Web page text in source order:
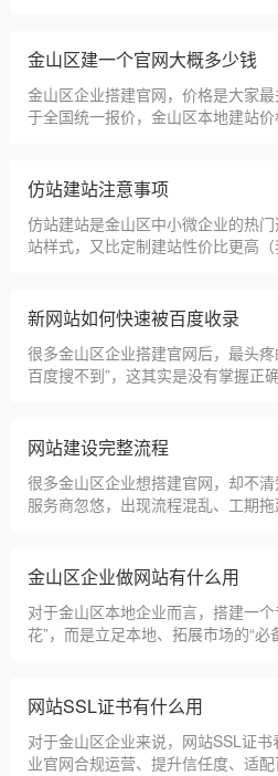
单实用的挑选技巧，帮大家轻松选到
先选择深耕建站行业多年
金山区建一个官网大概多少钱
金山区企业搭建官网，价格是大家
于全国统一报价，金山区本地建站
形消费，完全符合本地企业的预算需
本地企业，推出4类核心建站套餐
仿站建站注意事项
仿站建站是金山区中小微企业的热
站样式，又比定制建站性价比更高
反而得不偿失。结合百度最新算法和
今天详细梳理仿站建站的核心注
新网站如何快速被百度收录
很多金山区企业搭建官网后，最头
百度搜不到”，这其实是没有掌握正
能操作。第一，完善网站基础信息，
先，确认网站域名已
网站建设完整流程
很多金山区企业想搭建官网，却不
服务商忽悠，出现流程混乱、工期
帮助金山区企业理清思路，顺利完成
需求沟通与方案确定。这是
金山区企业做网站有什么用
对于金山区本地企业而言，搭建一
花”，而是立足本地、拓展市场的“
门店有营业时间限制，官网24小时
白天咨询、深夜了解
网站SSL证书有什么用
对于金山区企业来说，网站SSL证书
业官网合规运营、提升信任度、适